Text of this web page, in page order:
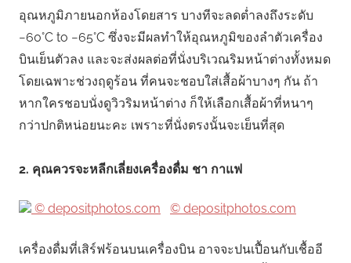
อุณหภูมิภายนอกห้องโดยสาร บางทีจะลดต่ำลงถึงระดับ
−60°С to −65°С ซึ่งจะมีผลทำให้อุณหภูมิของลำตัวเครื่อง
บินเย็นตัวลง และจะส่งผลต่อที่นั่งบริเวณริมหน้าต่างทั้งหมด
โดยเฉพาะช่วงฤดูร้อน ที่คนจะชอบใส่เสื้อผ้าบางๆ กัน ถ้า
หากใครชอบนั่งดูวิวริมหน้าต่าง ก็ให้เลือกเสื้อผ้าที่หนาๆ
กว่าปกติหน่อยนะคะ เพราะที่นั่งตรงนั้นจะเย็นที่สุด
2. คุณควรจะหลีกเลี่ยงเครื่องดื่ม ชา กาแฟ
© depositphotos.com © depositphotos.com
เครื่องดื่มที่เสิร์ฟร้อนบนเครื่องบิน อาจจะปนเปื้อนกับเชื้ออี